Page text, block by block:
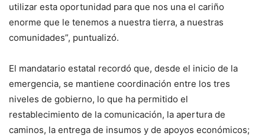
utilizar esta oportunidad para que nos una el cariño
enorme que le tenemos a nuestra tierra, a nuestras
comunidades”, puntualizó.
El mandatario estatal recordó que, desde el inicio de la
emergencia, se mantiene coordinación entre los tres
niveles de gobierno, lo que ha permitido el
restablecimiento de la comunicación, la apertura de
caminos, la entrega de insumos y de apoyos económicos;